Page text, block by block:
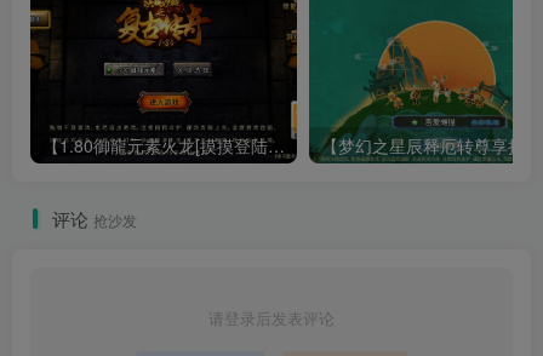
【1.80御龍元素火龙[摸摸登陆器]】战神引擎WIN服务端+GM工具+充值后台+双端+架设教程
评论 抢沙发
请登录后发表评论